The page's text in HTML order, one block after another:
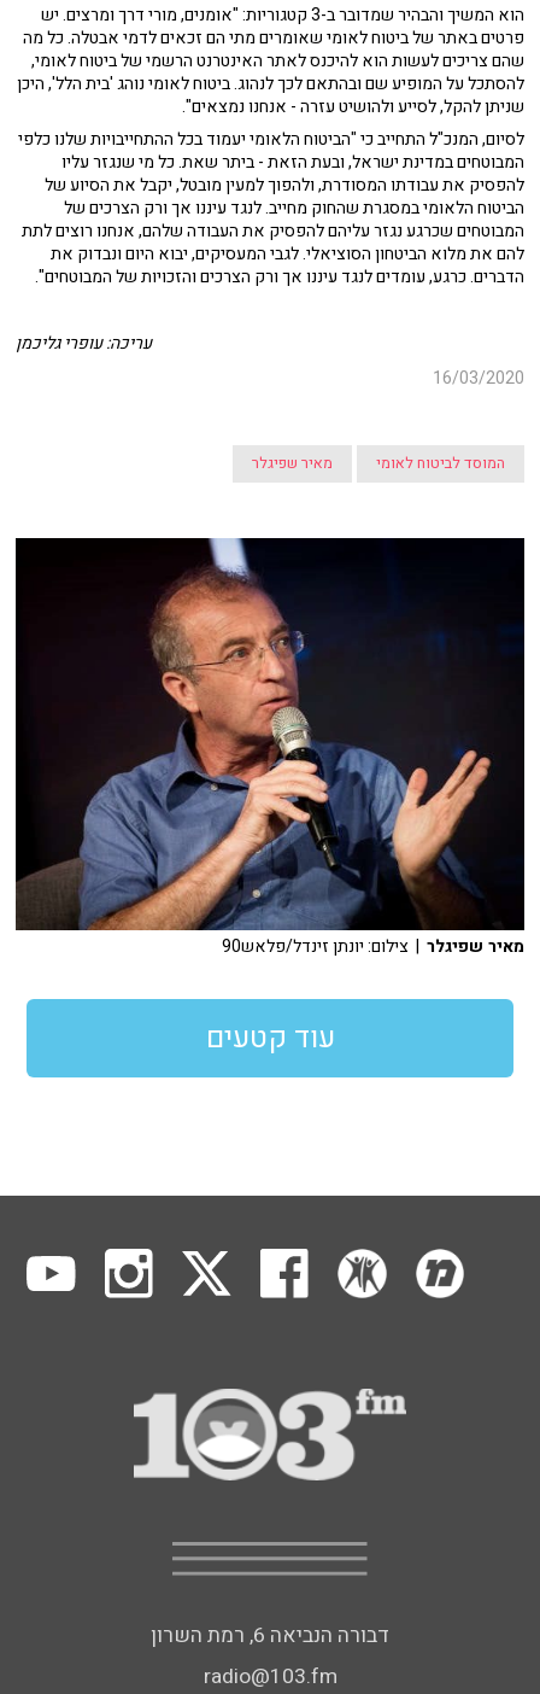
הוא המשיך והבהיר שמדובר ב-3 קטגוריות: "אומנים, מורי דרך ומרצים. יש
פרטים באתר של ביטוח לאומי שאומרים מתי הם זכאים לדמי אבטלה. כל מה
שהם צריכים לעשות הוא להיכנס לאתר האינטרנט הרשמי של ביטוח לאומי,
להסתכל על המופיע שם ובהתאם לכך לנהוג. ביטוח לאומי נוהג 'בית הלל', היכן
שניתן להקל, לסייע ולהושיט עזרה - אנחנו נמצאים".
לסיום, המנכ"ל התחייב כי "הביטוח הלאומי יעמוד בכל ההתחייבויות שלנו כלפי
המבוטחים במדינת ישראל, ובעת הזאת - ביתר שאת. כל מי שנגזר עליו
להפסיק את עבודתו המסודרת, ולהפוך למעין מובטל, יקבל את הסיוע של
הביטוח הלאומי במסגרת שהחוק מחייב. לנגד עיננו אך ורק הצרכים של
המבוטחים שכרגע נגזר עליהם להפסיק את העבודה שלהם, אנחנו רוצים לתת
להם את מלוא הביטחון הסוציאלי. לגבי המעסיקים, יבוא היום ונבדוק את
הדברים. כרגע, עומדים לנגד עיננו אך ורק הצרכים והזכויות של המבוטחים".
עריכה: עופרי גליכמן
16/03/2020
המוסד לביטוח לאומי מאיר שפיגלר
מאיר שפיגלר | צילום: יונתן זינדל/פלאש90
עוד קטעים
דבורה הנביאה 6, רמת השרון
radio@103.fm